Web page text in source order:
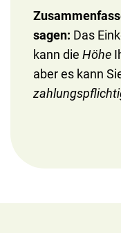
sagen: Das
kann die Höhe
aber es kann